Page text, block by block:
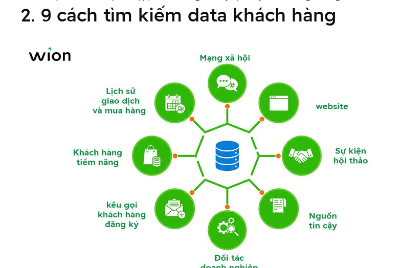
2. 9 cách tìm kiếm data khách hàng